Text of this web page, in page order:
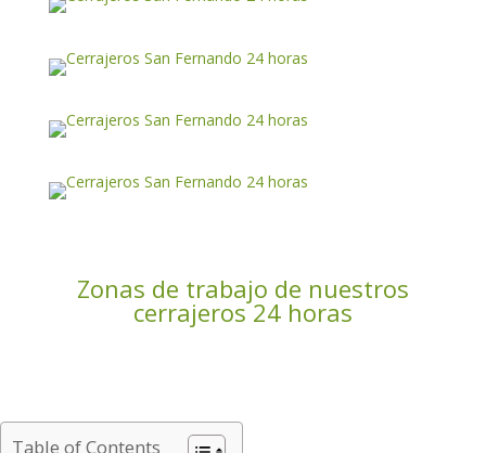
Zonas de trabajo de nuestros
cerrajeros 24 horas
Table of Contents